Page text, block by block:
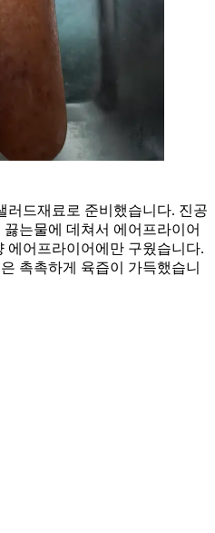
러드재료로 준비했습니다. 진공
는물에 데쳐서 에어프라이어
에어프라이어에만 구웠습니다.
촉촉하게 육즙이 가득했습니